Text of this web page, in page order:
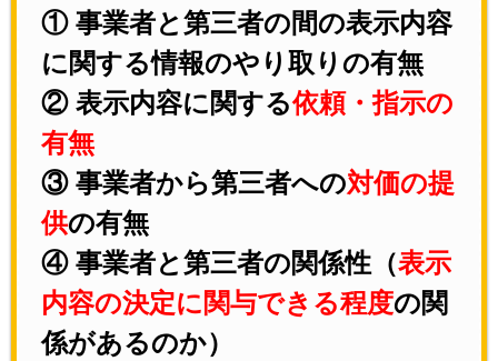
① 事業者と第三者の間の表示内容
に関する情報のやり取りの有無
② 表示内容に関する依頼・指示の
有無
③ 事業者から第三者への対価の提
供の有無
④ 事業者と第三者の関係性（表示
内容の決定に関与できる程度の関
係があるのか）